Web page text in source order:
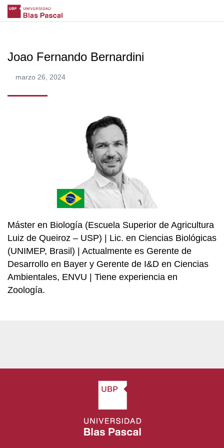
Joao Fernando Bernardini
marzo 26, 2024
Máster en Biología (Escuela Superior de Agricultura
Luiz de Queiroz – USP) | Lic. en Ciencias Biológicas
(UNIMEP, Brasil) | Actualmente es Gerente de
Desarrollo en Bayer y Gerente de I&D en Ciencias
Ambientales, ENVU | Tiene experiencia en
Zoología.